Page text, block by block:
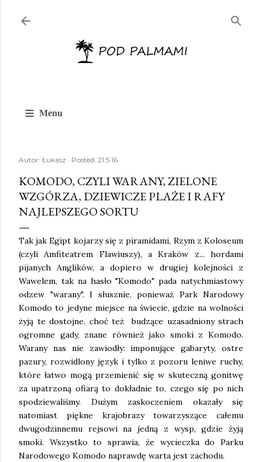
≡ Menu
Autor: Łukasz Posted: 21.5.16
KOMODO, CZYLI WARANY, ZIELONE
WZGÓRZA, DZIEWICZE PLAŻE I RAFY
NAJLEPSZEGO SORTU
Tak jak Egipt kojarzy się z piramidami, Rzym z Koloseum
(czyli Amfiteatrem Flawiuszy), a Kraków z... hordami
pijanych Anglików, a dopiero w drugiej kolejności z
Wawelem, tak na hasło "Komodo" pada natychmiastowy
odzew "warany". I słusznie, ponieważ Park Narodowy
Komodo to jedyne miejsce na świecie, gdzie na wolności
żyją te dostojne, choć też budzące uzasadniony strach
ogromne gady, znane również jako smoki z Komodo.
Warany nas nie zawiodły: imponujące gabaryty, ostre
pazury, rozwidlony język i tylko z pozoru leniwe ruchy,
które łatwo mogą przemienić się w skuteczną gonitwę
za upatrzoną ofiarą to dokładnie to, czego się po nich
spodziewaliśmy. Dużym zaskoczeniem okazały się
natomiast piękne krajobrazy towarzyszące całemu
dwugodzinnemu rejsowi na jedną z wysp, gdzie żyją
smoki. Wszystko to sprawia, że wycieczka do Parku
Narodowego Komodo naprawdę warta jest zachodu.